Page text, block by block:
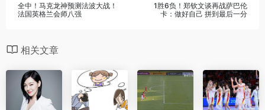
全中！马克龙神预测法波大战！
法国英格兰会师八强
1胜6负！郑钦文谈再战萨巴伦
卡：做好自己 拼到最后一分
相关文章